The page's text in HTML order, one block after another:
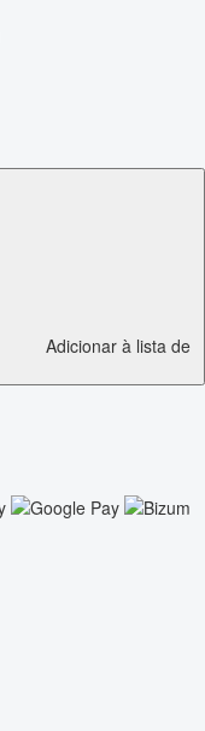
Adicionar à lista de